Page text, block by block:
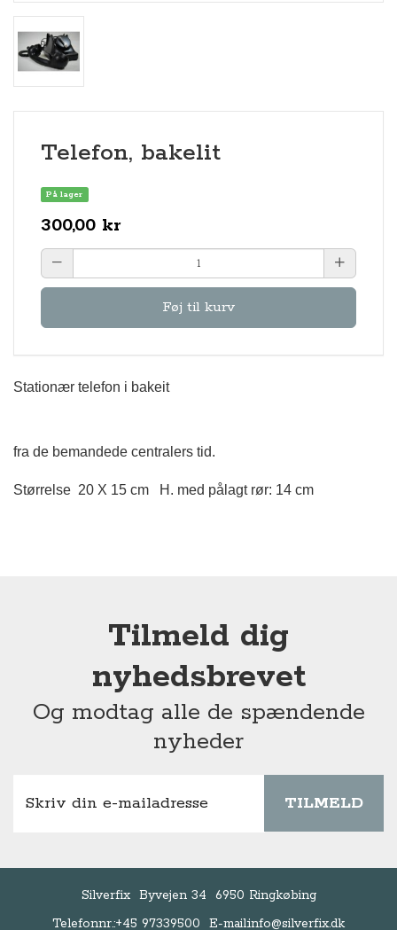
Telefon, bakelit
På lager
300,00 kr
Føj til kurv
Stationær telefon i bakeit
fra de bemandede centralers tid.
Størrelse 20 X 15 cm H. med pålagt rør: 14 cm
Tilmeld dig
nyhedsbrevet
Og modtag alle de spændende
nyheder
TILMELD
Silverfix Byvejen 34
6950 Ringkøbing
Telefonnr.:+45 97339500 E-mail:info@silverfix.dk